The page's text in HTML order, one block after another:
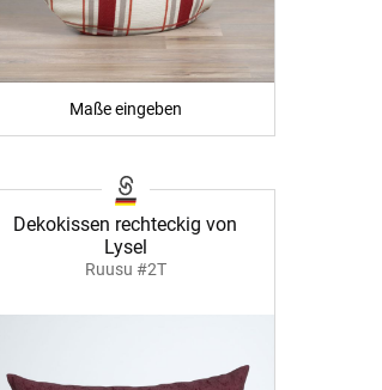
Maße eingeben
Dekokissen rechteckig von
Lysel
Ruusu #2T